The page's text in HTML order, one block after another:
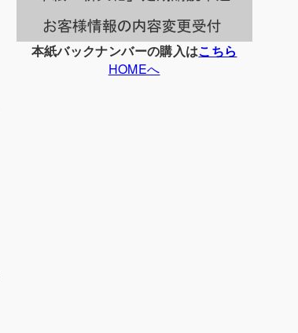
本紙バックナンバーの購入はこちら
HOMEへ